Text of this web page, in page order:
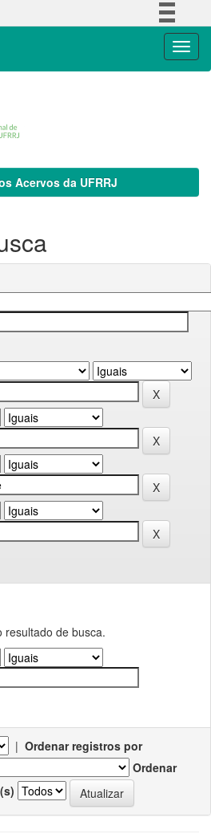
Acervos da UFRRJ
resultado de busca.
| Ordenar registros por
Ordenar